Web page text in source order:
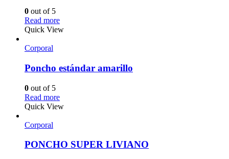
0 out of 5
Read more
Quick View
Corporal
Poncho estándar amarillo
0 out of 5
Read more
Quick View
Corporal
PONCHO SUPER LIVIANO